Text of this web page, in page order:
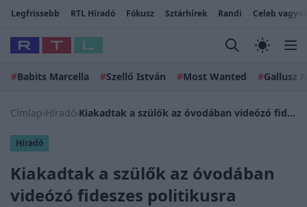
Legfrissebb RTL Híradó Fókusz Sztárhírek Randi Celeb
#Babits Marcella #Szellő István #Most Wanted #Gallusz
Címlap›Híradó› Kiakadtak a szülők az óvodában videózó fideszes politikusra
Híradó
Kiakadtak a szülők az óvodában
videózó fideszes politikusra